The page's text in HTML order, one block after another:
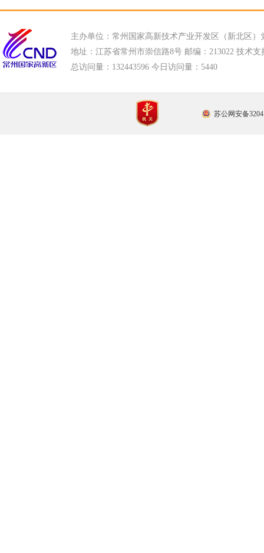
主办单位：常州国家高新技术产业开发区（新北区）
地址：江苏省常州市崇信路8号 邮编：213022 技术支
总访问量： 132443596 今日访问量： 5440
苏公网安备